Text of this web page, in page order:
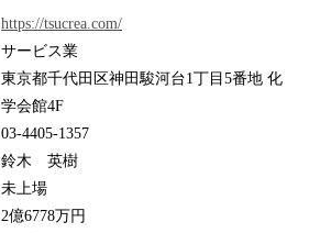
https://tsucrea.com/
サービス業
東京都千代田区神田駿河台1丁目5番地 化
学会館4F
03-4405-1357
鈴木 英樹
未上場
2億6778万円